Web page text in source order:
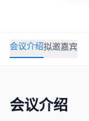
会议介绍拟邀嘉宾
会议介绍